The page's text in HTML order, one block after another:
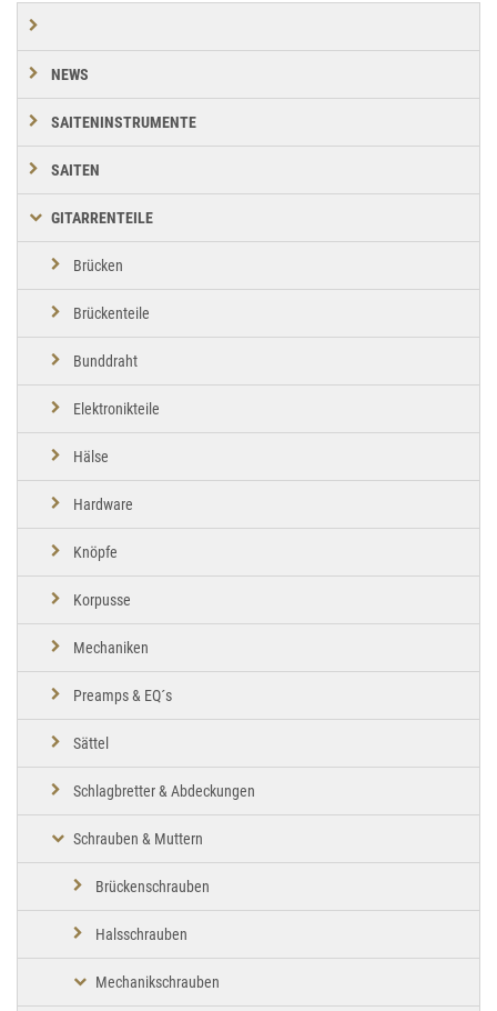
NEWS
SAITENINSTRUMENTE
SAITEN
GITARRENTEILE
Brücken
Brückenteile
Bunddraht
Elektronikteile
Hälse
Hardware
Knöpfe
Korpusse
Mechaniken
Preamps & EQ´s
Sättel
Schlagbretter & Abdeckungen
Schrauben & Muttern
Brückenschrauben
Halsschrauben
Mechanikschrauben